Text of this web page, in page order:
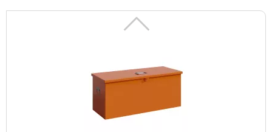
Контейнер для ртутных ламп КРЛ 1-120